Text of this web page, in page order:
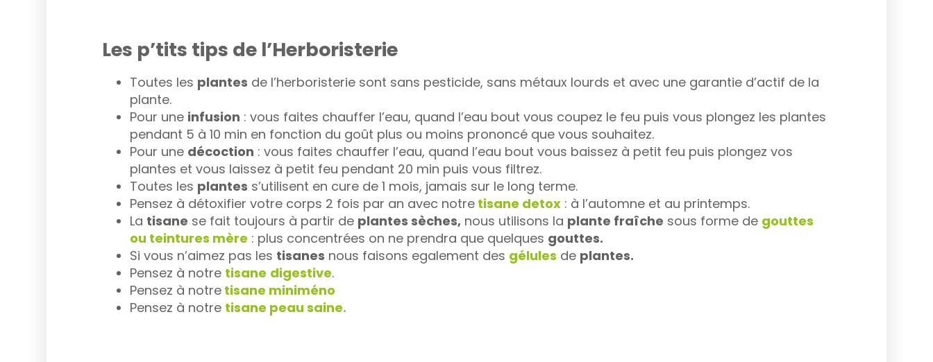
Les p’tits tips de l’Herboristerie
Toutes les plantes de l’herboristerie sont sans pesticide, sans métaux lourds et avec une garantie d’actif de la
plante.
Pour une infusion : vous faites chauffer l’eau, quand l’eau bout vous coupez le feu puis vous plongez les plantes
pendant 5 à 10 min en fonction du goût plus ou moins prononcé que vous souhaitez.
Pour une décoction : vous faites chauffer l’eau, quand l’eau bout vous baissez à petit feu puis plongez vos
plantes et vous laissez à petit feu pendant 20 min puis vous filtrez.
Toutes les plantes s’utilisent en cure de 1 mois, jamais sur le long terme.
Pensez à détoxifier votre corps 2 fois par an avec notre tisane detox : à l’automne et au printemps.
La tisane se fait toujours à partir de plantes sèches, nous utilisons la plante fraîche sous forme de gouttes
ou teintures mère : plus concentrées on ne prendra que quelques gouttes.
Si vous n’aimez pas les tisanes nous faisons egalement des gélules de plantes.
Pensez à notre tisane digestive.
Pensez à notre tisane miniméno
Pensez à notre tisane peau saine.